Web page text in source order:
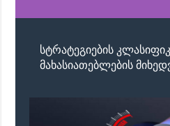
სტრატეგიების
მახასიათებლების